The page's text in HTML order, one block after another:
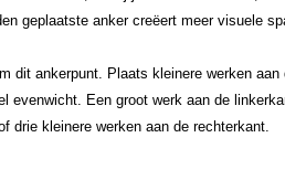
geplaatste anker creëert meer visuele
dit ankerpunt. Plaats kleinere werken aan
evenwicht. Een groot werk aan de
drie kleinere werken aan de rechterkant.